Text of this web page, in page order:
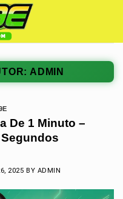
ADMIN
De 1 Minuto –
2025 BY ADMIN